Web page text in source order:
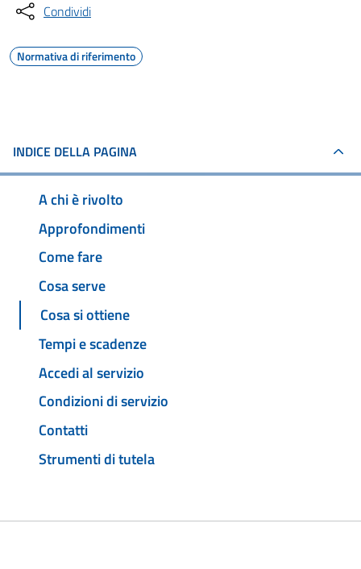
Condividi
Normativa di riferimento
INDICE DELLA PAGINA
A chi è rivolto
Approfondimenti
Come fare
Cosa serve
Cosa si ottiene
Tempi e scadenze
Accedi al servizio
Condizioni di servizio
Contatti
Strumenti di tutela